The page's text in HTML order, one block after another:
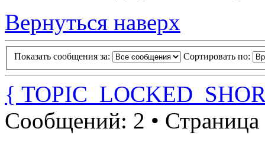
Вернуться наверх
Показать сообщения за: Сортировать по:
{
Сообщений: 2 • Страница